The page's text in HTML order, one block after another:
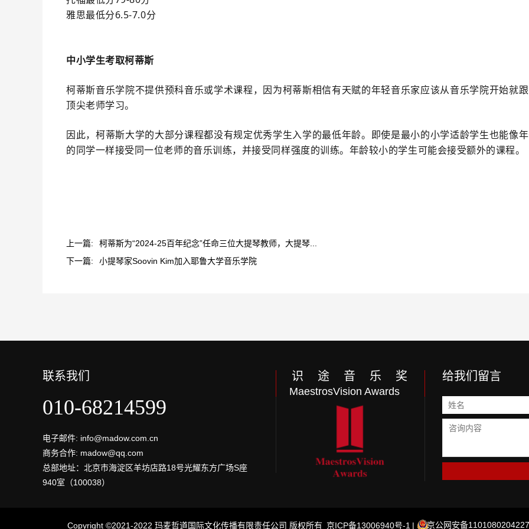
雅思最低分6.5-7.0分
中小学生考取柯蒂斯
柯蒂斯音乐学院不提供预科音乐或学术课程，因为柯蒂斯相信有天赋的年轻音乐家应该从音乐学院开始就
顶尖老师学习。
因此，柯蒂斯大学的大部分课程都没有规定优秀学生入学的最低年龄。即使是最小的小学适龄学生也能像
的同学一样接受同一位老师的音乐训练，并接受同样强度的训练。年龄较小的学生可能会接受额外的课程。
上一篇:
柯蒂斯为“2024-25百年纪念”任命三位大提琴教师，大提琴...
下一篇:
小提琴家Soovin Kim加入耶鲁大学音乐学院
联系我们
010-68214599
电子邮件: info@madow.com.cn
商务合作: madow@qq.com
总部地址：北京市海淀区羊坊店路18号光耀东方广场S座
940室（100038）
识 途 音 乐 奖
MaestrosVision Awards
给我们留言
Copyright ©2021-2022 玛麦哲道国际文化传播有限责任公司 版权所有 京ICP备13006940号-1 |
京公网安备11010802042273